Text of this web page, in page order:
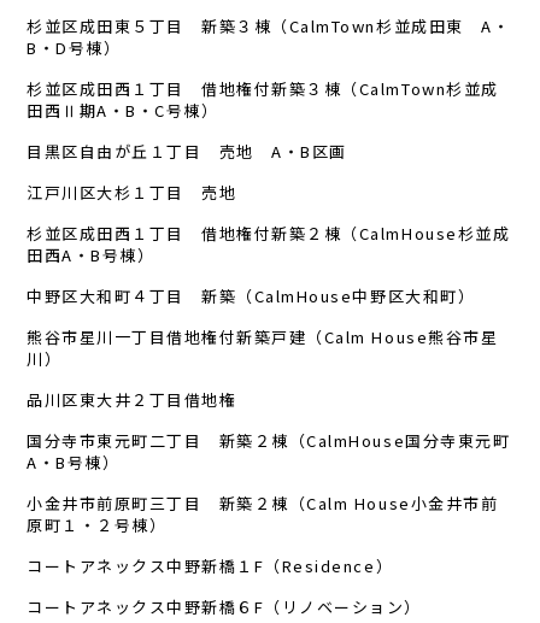
杉並区成田東５丁目 新築３棟（CalmTown杉並成田東 A・
B・D号棟）
杉並区成田西１丁目 借地権付新築３棟（CalmTown杉並成
田西Ⅱ期A・B・C号棟）
目黒区自由が丘１丁目 売地 A・B区画
江戸川区大杉１丁目 売地
杉並区成田西１丁目 借地権付新築２棟（CalmHouse杉並成
田西A・B号棟）
中野区大和町４丁目 新築（CalmHouse中野区大和町）
熊谷市星川一丁目借地権付新築戸建（Calm House熊谷市星
川）
品川区東大井２丁目借地権
国分寺市東元町二丁目 新築２棟（CalmHouse国分寺東元町
A・B号棟）
小金井市前原町三丁目 新築２棟（Calm House小金井市前
原町１・２号棟）
コートアネックス中野新橋１F（Residence）
コートアネックス中野新橋６F（リノベーション）